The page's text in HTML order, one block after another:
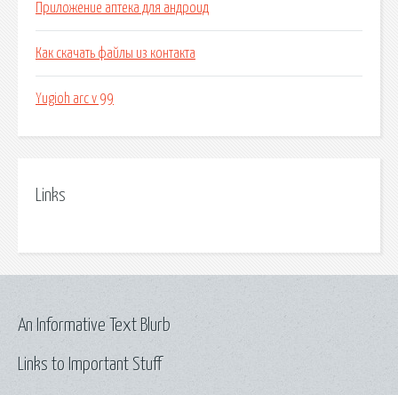
Приложение аптека для андроид
Как скачать файлы из контакта
Yugioh arc v 99
Links
Links to Important Stuff
An Informative Text Blurb